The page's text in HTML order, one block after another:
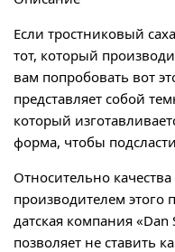
Если тростниковый
тот, который
вам попробовать вот
представляет собой
который
форма, чтобы
Относительно
производителем этого
датская компания
позволяет не ставить